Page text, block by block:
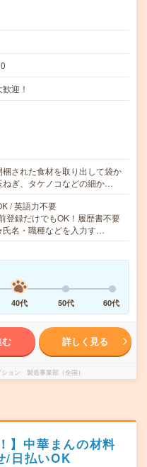
迎！
された食材を取り出して袋か
ねぎ、タケノコなどの細か…
/ 英語力不要
登録だけでもOK！履歴書不要
名・職種などを入力す…
40代 50代 60代
む 詳しく見る
ョン 製造事業部（全国）
】中華まんの材料
/日払いOK